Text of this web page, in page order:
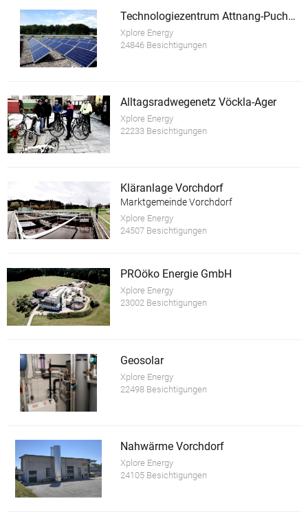
Technologiezentrum Attnang-Puchheim
Xplore Energy
24846 Besichtigungen
Alltagsradwegenetz Vöckla-Ager
Xplore Energy
22233 Besichtigungen
Kläranlage Vorchdorf
Marktgemeinde Vorchdorf
Xplore Energy
24507 Besichtigungen
PROöko Energie GmbH
Xplore Energy
23002 Besichtigungen
Geosolar
Xplore Energy
22498 Besichtigungen
Nahwärme Vorchdorf
Xplore Energy
24105 Besichtigungen